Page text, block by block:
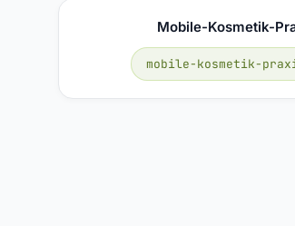
Mobile-Kosmetik-
mobile-kosmetik-